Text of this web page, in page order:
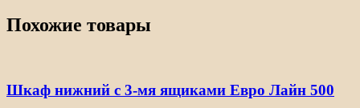
Похожие товары
Шкаф нижний с 3-мя ящиками Евро Лайн 500